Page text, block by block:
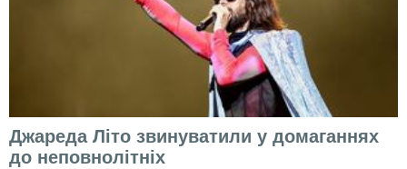
Джареда Літо звинуватили у домаганнях
до неповнолітніх